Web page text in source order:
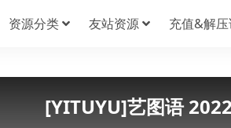
资源分类 友站资源 充值&解
[YITUYU]艺图语